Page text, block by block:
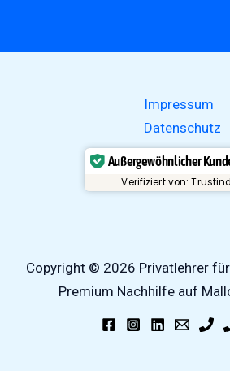
Impressum
Datenschutz
Außergewöhnlicher
Verifiziert von:
Copyright © 2026 Privatlehrer
Premium Nachhilfe auf